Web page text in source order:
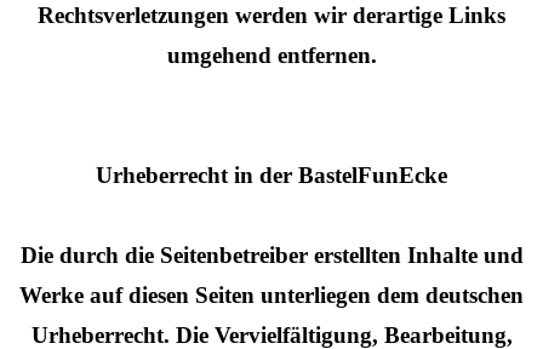
Rechtsverletzungen werden wir derartige Links
umgehend entfernen.
Urheberrecht in der BastelFunEcke
Die durch die Seitenbetreiber erstellten Inhalte und
Werke auf diesen Seiten unterliegen dem deutschen
Urheberrecht. Die Vervielfältigung, Bearbeitung,